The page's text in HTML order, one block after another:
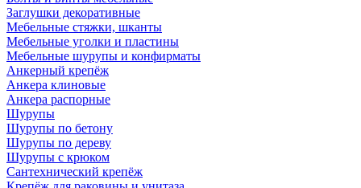
Заглушки декоративные
Мебельные стяжки, шканты
Мебельные уголки и пластины
Мебельные шурупы и конфирматы
Анкерный крепёж
Анкера клиновые
Анкера распорные
Шурупы
Шурупы по бетону
Шурупы по дереву
Шурупы с крюком
Сантехнический крепёж